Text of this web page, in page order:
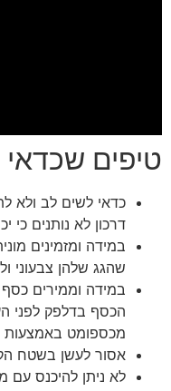
טיפים
כדאי לשים לב ולא
דרכון לא נותנים כי
במידה ומזמינים
שהגג שלהן צבעוני
במידה וממירים
הכסף בדלפק לפני
מכספומט באמצעות
אסור לעשן בשטח
לא ניתן להיכנס עם